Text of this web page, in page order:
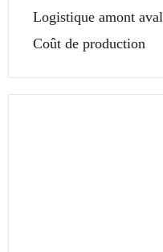
Logistique amont aval
Coût de production